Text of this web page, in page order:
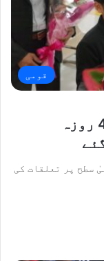
قومی
بلاول بھٹو زرداری جاپان کے 4 روزہ
سطح پر تعلقات کی